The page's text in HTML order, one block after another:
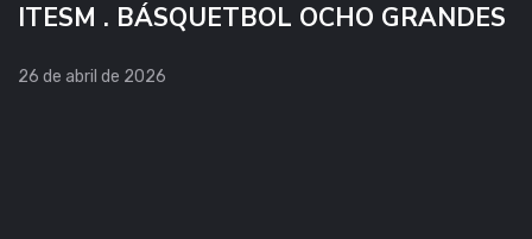
ITESM . BÁSQUETBOL OCHO GRANDES
26 de abril de 2026